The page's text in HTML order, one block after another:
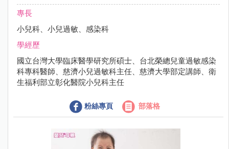
專長
小兒科、小兒過敏、感染科
學經歷
國立台灣大學臨床醫學研究所碩士、台北榮總兒童過敏感染
科專科醫師、慈濟小兒過敏科主任、慈濟大學部定講師、衛
生福利部立彰化醫院小兒科主任
粉絲專頁 部落格